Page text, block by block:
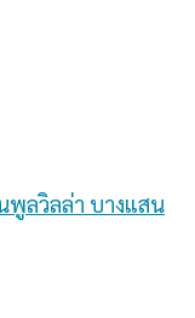
พูลวิลล่า บางแสน